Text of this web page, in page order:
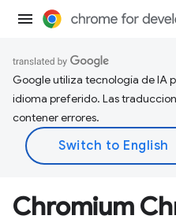
Google utiliza tecnología de IA
idioma preferido. Las
contener errores.
Chromium